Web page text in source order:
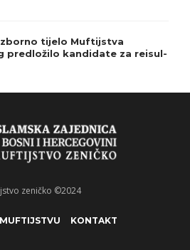
tijelo Muftijstva
predložilo kandidate za reisul-
zeničko ©2024
KONTAKT